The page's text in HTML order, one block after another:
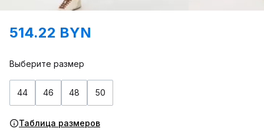
514.22 BYN
Выберите размер
44 46 48 50
Таблица размеров